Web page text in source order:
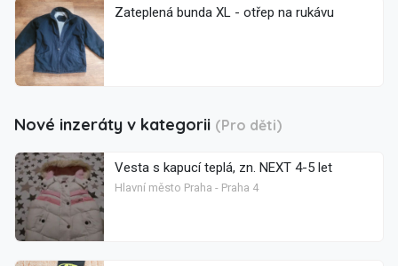
Zateplená bunda XL - otřep na rukávu
Nové inzeráty v kategorii (Pro děti)
Vesta s kapucí teplá, zn. NEXT 4-5 let
Hlavní město Praha - Praha 4